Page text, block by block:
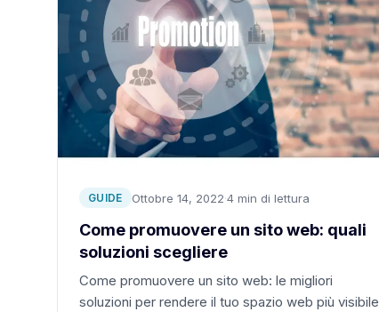
GUIDE Ottobre 14, 2022·4 min di lettura
Come promuovere un sito web: quali
soluzioni scegliere
Come promuovere un sito web: le migliori
soluzioni per rendere il tuo spazio web più visibile